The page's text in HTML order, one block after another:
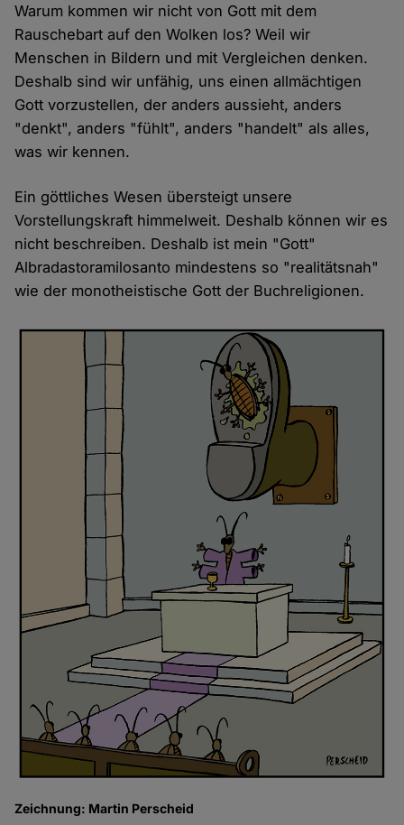
Warum kommen wir nicht von Gott mit dem
Rauschebart auf den Wolken los? Weil wir
Menschen in Bildern und mit Vergleichen denken.
Deshalb sind wir unfähig, uns einen allmächtigen
Gott vorzustellen, der anders aussieht, anders
"denkt", anders "fühlt", anders "handelt" als alles,
was wir kennen.
Ein göttliches Wesen übersteigt unsere
Vorstellungskraft himmelweit. Deshalb können wir es
nicht beschreiben. Deshalb ist mein "Gott"
Albradastoramilosanto mindestens so "realitätsnah"
wie der monotheistische Gott der Buchreligionen.
Zeichnung: Martin Perscheid